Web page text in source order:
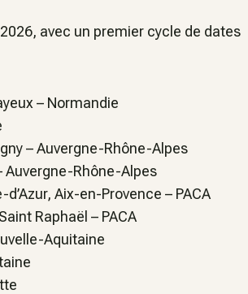
avec un premier cycle de dates
– Normandie
–Auvergne-Rhône-Alpes
Auvergne-Rhône-Alpes
Aix-en-Provence – PACA
Raphaël – PACA
Aquitaine